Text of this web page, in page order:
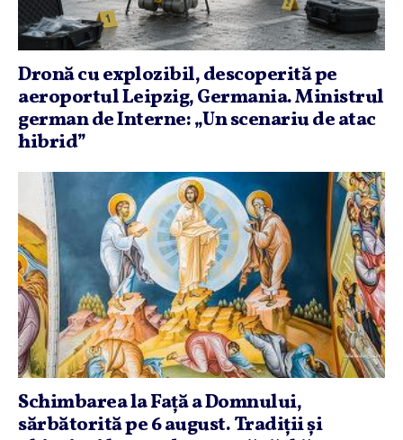
Dronă cu explozibil, descoperită pe
aeroportul Leipzig, Germania. Ministrul
german de Interne: „Un scenariu de atac
hibrid”
Schimbarea la Faţă a Domnului,
sărbătorită pe 6 august. Tradiţii şi